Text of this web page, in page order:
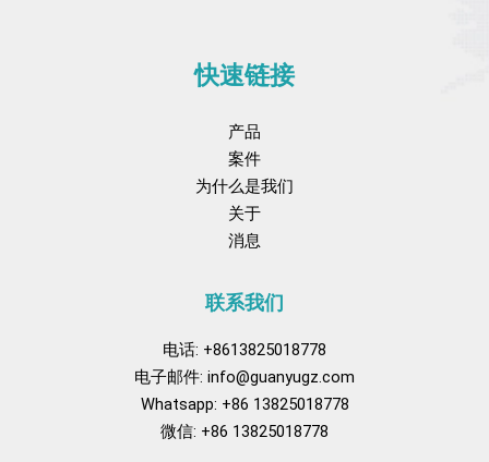
快速链接
产品
案件
为什么是我们
关于
消息
联系我们
电话: +8613825018778
电子邮件: info@guanyugz.com
Whatsapp: +86 13825018778
微信: +86 13825018778